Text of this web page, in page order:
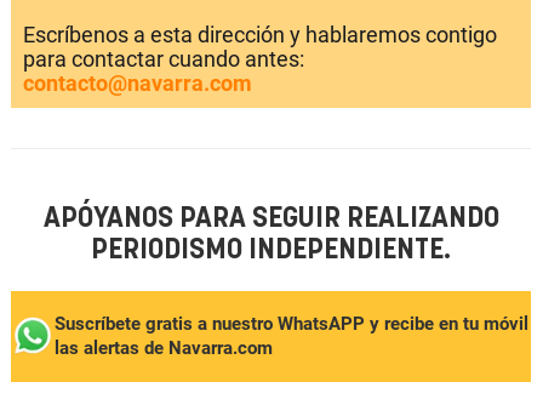
Escríbenos a esta dirección y hablaremos contigo
para contactar cuando antes:
contacto@navarra.com
APÓYANOS PARA SEGUIR REALIZANDO
PERIODISMO INDEPENDIENTE.
Suscríbete gratis a nuestro WhatsAPP y recibe en tu móvil
las alertas de Navarra.com